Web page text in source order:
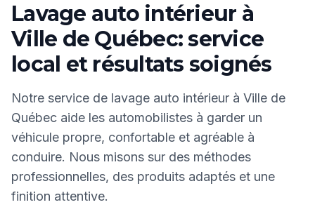
Lavage auto intérieur à
Ville de Québec: service
local et résultats soignés
Notre service de lavage auto intérieur à Ville de
Québec aide les automobilistes à garder un
véhicule propre, confortable et agréable à
conduire. Nous misons sur des méthodes
professionnelles, des produits adaptés et une
finition attentive.